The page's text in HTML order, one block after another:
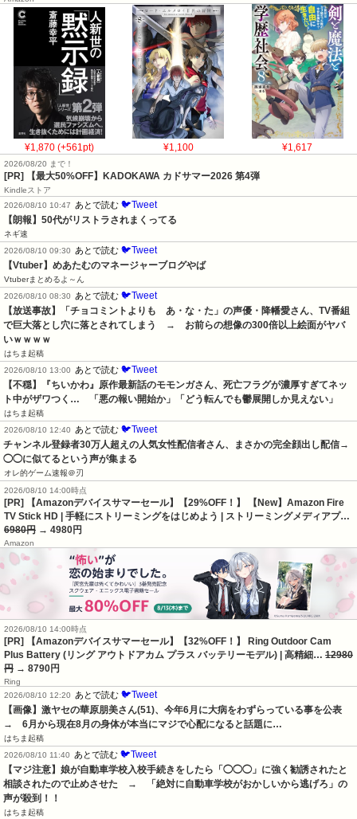
¥1,870 (+561pt) ¥1,100 ¥1,617
2026/08/20 まで！
[PR] 【最大50%OFF】KADOKAWA カドサマー2026 第4弾
Kindleストア
2026/08/10 10:47
あとで読む 🐦Tweet
【朗報】50代がリストラされまくってる
ネギ速
2026/08/10 09:30
あとで読む 🐦Tweet
【Vtuber】めあたむのマネージャーブログやば
Vtuberまとめるよ～ん
2026/08/10 08:30
あとで読む 🐦Tweet
【放送事故】「チョコミントよりも　あ・な・た」の声優・降幡愛さん、TV番組
で巨大落とし穴に落とされてしまう　→　お前らの想像の300倍以上絵面がヤバ
いｗｗｗｗ
はちま起稿
2026/08/10 13:00
あとで読む 🐦Tweet
【不穏】『ちいかわ』原作最新話のモモンガさん、死亡フラグが濃厚すぎてネッ
ト中がザワつく…　「悪の報い開始か」「どう転んでも鬱展開しか見えない」
はちま起稿
2026/08/10 12:40
あとで読む 🐦Tweet
チャンネル登録者30万人超えの人気女性配信者さん、まさかの完全顔出し配信→
◯◯に似てるという声が集まる
オレ的ゲーム速報＠刃
2026/08/10 14:00時点
[PR] 【Amazonデバイスサマーセール】【29%OFF！】 【New】Amazon Fire
TV Stick HD | 手軽にストリーミングをはじめよう | ストリーミングメディアプ…
6980円 → 4980円
Amazon
2026/08/10 14:00時点
[PR] 【Amazonデバイスサマーセール】【32%OFF！】 Ring Outdoor Cam
Plus Battery (リング アウトドアカム プラス バッテリーモデル) | 高精細… 12980
円 → 8790円
Ring
2026/08/10 12:20
あとで読む 🐦Tweet
【画像】激ヤセの華原朋美さん(51)、今年6月に大病をわずらっている事を公表
→　6月から現在8月の身体が本当にマジで心配になると話題に…
はちま起稿
2026/08/10 11:40
あとで読む 🐦Tweet
【マジ注意】娘が自動車学校入校手続きをしたら「◯◯◯」に強く勧誘されたと
相談されたので止めさせた　→　「絶対に自動車学校がおかしいから逃げろ」の
声が殺到！！
はちま起稿